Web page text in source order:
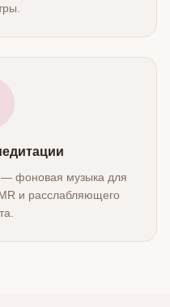
— фоновая музыка для
и расслабляющего